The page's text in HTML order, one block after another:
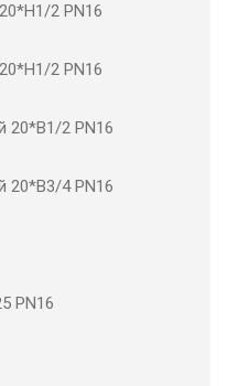
2 PN16
2 PN16
20*В1/2 PN16
20*В3/4 PN16
PN16